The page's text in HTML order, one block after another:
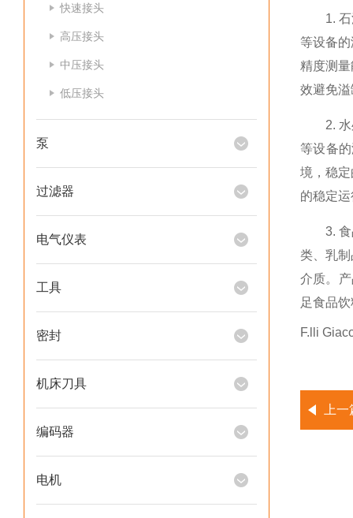
快速接头
高压接头
中压接头
低压接头
泵
过滤器
电气仪表
工具
密封
机床刀具
编码器
电机
1.
等设备
精度测
效避免
2.
等设备
境，稳
的稳定
3.
类、乳
介质。
足食品
F.lli
上